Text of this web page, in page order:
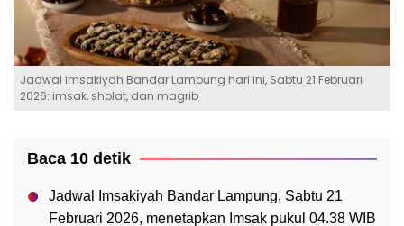
Jadwal imsakiyah Bandar Lampung hari ini, Sabtu 21 Februari
2026: imsak, sholat, dan magrib
Baca 10 detik
Jadwal Imsakiyah Bandar Lampung, Sabtu 21
Februari 2026, menetapkan Imsak pukul 04.38 WIB